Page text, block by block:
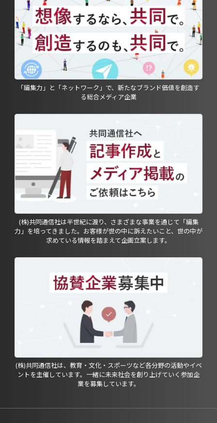
「編集力」と「ネットワーク」で、新たなブランド価値を創造す
る総合メディア企業
(株)共同通信社は半世紀に渡り、さまざまな事業を通じて「編集
力」を培ってきました。お客様が世の中に訴えたいこと、世の中が
求めている情報を踏まえて企画立案します。
(株)共同通信社は、教育・文化・スポーツなど各分野の活動やイベ
ントを主催しています。一緒に未来社会を創り上げていく参加企
業を募集しています。